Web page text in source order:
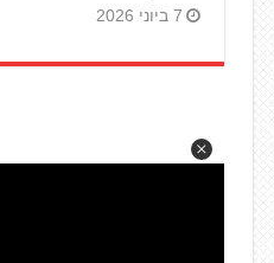
7 ביוני 2026